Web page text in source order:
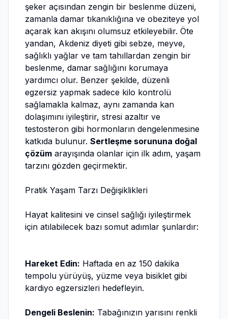
şeker açısından zengin bir beslenme düzeni,
zamanla damar tıkanıklığına ve obeziteye yol
açarak kan akışını olumsuz etkileyebilir. Öte
yandan, Akdeniz diyeti gibi sebze, meyve,
sağlıklı yağlar ve tam tahıllardan zengin bir
beslenme, damar sağlığını korumaya
yardımcı olur. Benzer şekilde, düzenli
egzersiz yapmak sadece kilo kontrolü
sağlamakla kalmaz, aynı zamanda kan
dolaşımını iyileştirir, stresi azaltır ve
testosteron gibi hormonların dengelenmesine
katkıda bulunur. Sertleşme sorununa doğal
çözüm arayışında olanlar için ilk adım, yaşam
tarzını gözden geçirmektir.
Pratik Yaşam Tarzı Değişiklikleri
Hayat kalitesini ve cinsel sağlığı iyileştirmek
için atılabilecek bazı somut adımlar şunlardır:
Hareket Edin: Haftada en az 150 dakika
tempolu yürüyüş, yüzme veya bisiklet gibi
kardiyo egzersizleri hedefleyin.
Dengeli Beslenin: Tabağınızın yarısını renkli